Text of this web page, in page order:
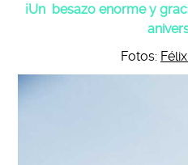
¡Un besazo enorme y
Fotos: